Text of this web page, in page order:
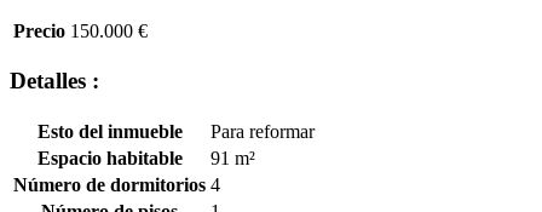
Precio 150.000 €
Detalles :
Esto del inmueble
Para reformar
Espacio habitable
91 m²
Número de dormitorios 4